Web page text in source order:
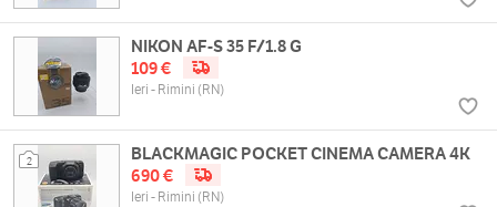
NIKON AF-S 35 F/1.8 G
109 €
Ieri - Rimini (RN)
2
BLACKMAGIC POCKET CINEMA CAMERA 4K
690 €
Ieri - Rimini (RN)